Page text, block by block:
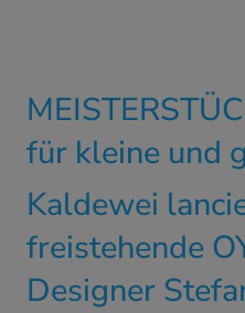
für kleine und
Kaldewei
freistehende
Designer